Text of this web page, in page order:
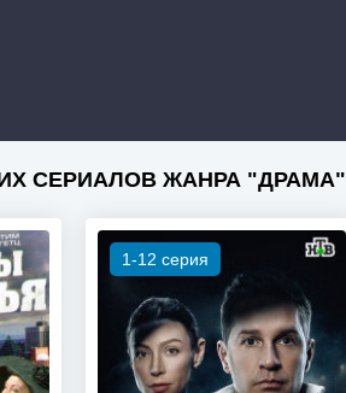
СЕРИАЛОВ ЖАНРА "ДРАМА"
1-12 серия